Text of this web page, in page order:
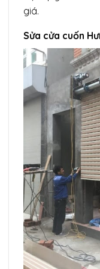
giá.
Sửa cửa cuốn